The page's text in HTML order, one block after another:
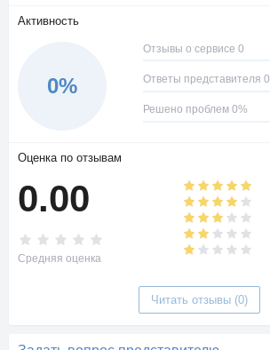
Активность
0%
Отзывы о сервисе 0
Ответы представителя 0
Решено проблем 0%
Оценка по отзывам
0.00
Средняя оценка
Читать отзывы (0)